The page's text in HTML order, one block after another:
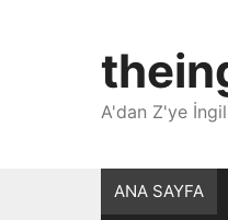
A'dan Z'ye
ANA SAYFA